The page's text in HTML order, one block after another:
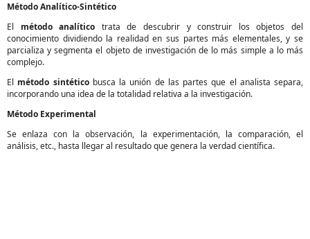
Método Analítico-Sintético
El método analítico trata de descubrir y construir los objetos del
conocimiento dividiendo la realidad en sus partes más elementales, y se
parcializa y segmenta el objeto de investigación de lo más simple a lo más
complejo.
El método sintéticobusca la unión de las partes que el analista separa,
incorporando una idea de la totalidad relativa a la investigación.
Método Experimental
Se enlaza con la observación, la experimentación, la comparación, el
análisis, etc., hasta llegar al resultado que genera la verdad científica.